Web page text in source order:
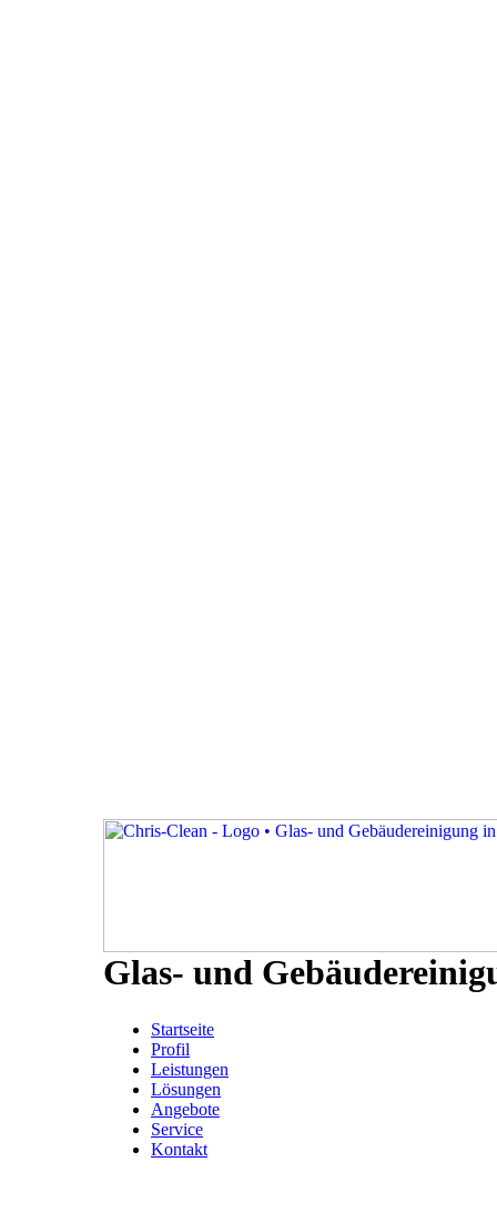
Glas- und
Startseite
Profil
Leistungen
Lösungen
Angebote
Service
Kontakt